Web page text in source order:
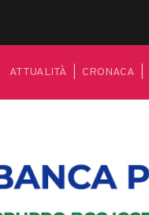
ATTUALITÀ CRONACA